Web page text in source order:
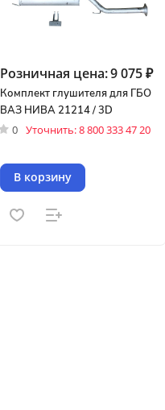
Розничная цена:9 075 ₽
Комплект глушителя для ГБО
ВАЗ НИВА 21214 / 3D
0 Уточнить: 8 800 333 47 20
В корзину